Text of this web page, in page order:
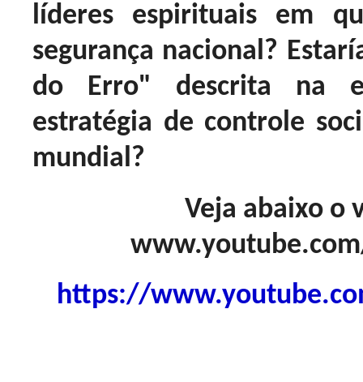
líderes espirituais em
segurança nacional?
do Erro" descrita na
estratégia de controle
mundial?
Veja abaixo o
https://